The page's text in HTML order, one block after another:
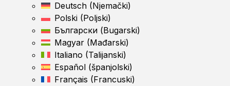
Deutsch (Njemački)
Polski (Poljski)
Български (Bugarski)
Magyar (Mađarski)
Italiano (Talijanski)
Español (španjolski)
Français (Francuski)